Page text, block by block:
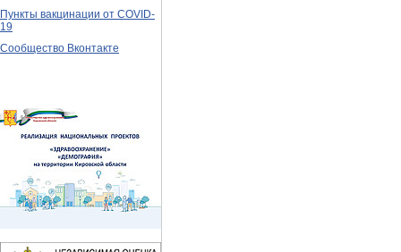
Пункты вакцинации от COVID-
19
Сообщество Вконтакте